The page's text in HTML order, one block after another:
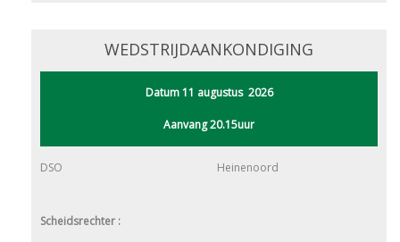
WEDSTRIJDAANKONDIGING
Datum 11 augustus 2026
Aanvang 20.15uur
DSO Heinenoord
Scheidsrechter :